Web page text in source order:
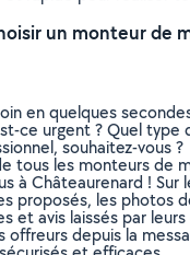
un monteur de
en quelques
ce urgent ? Quel type
souhaitez-vous ?
tous les monteurs de
à Châteaurenard ! Sur
proposés, les photos
et avis laissés par
offreurs depuis la